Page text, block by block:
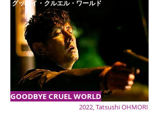
GOODBYE CRUEL WORLD
グッバイ・クルエル・ワールド
2022, Tatsushi OHMORI